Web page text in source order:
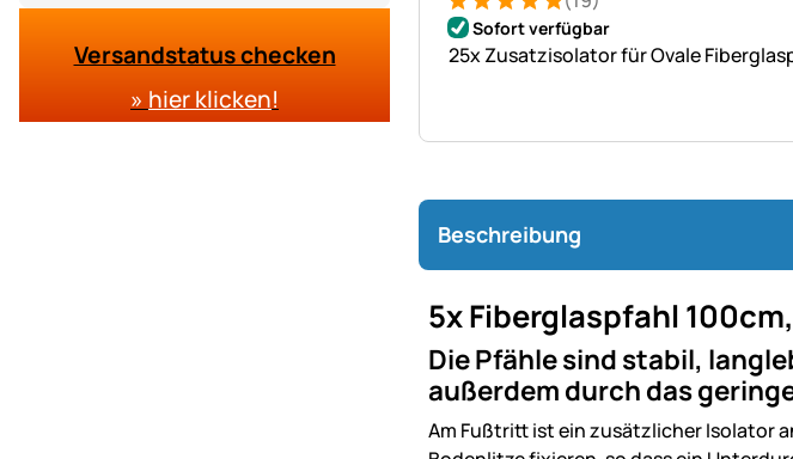
Versandstatus checken
» hier klicken!
Bewertung: 5 von 5 (19 Bewertungen)
19 Bewertungen
Sofort verfügbar
25x Zusatzisolator für Ovale
Beschreibung
5x Fiberglaspfahl
Die Pfähle sind stabil,
außerdem durch das
Am Fußtritt ist ein zusätzlicher Isolator